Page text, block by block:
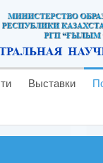
Выставки